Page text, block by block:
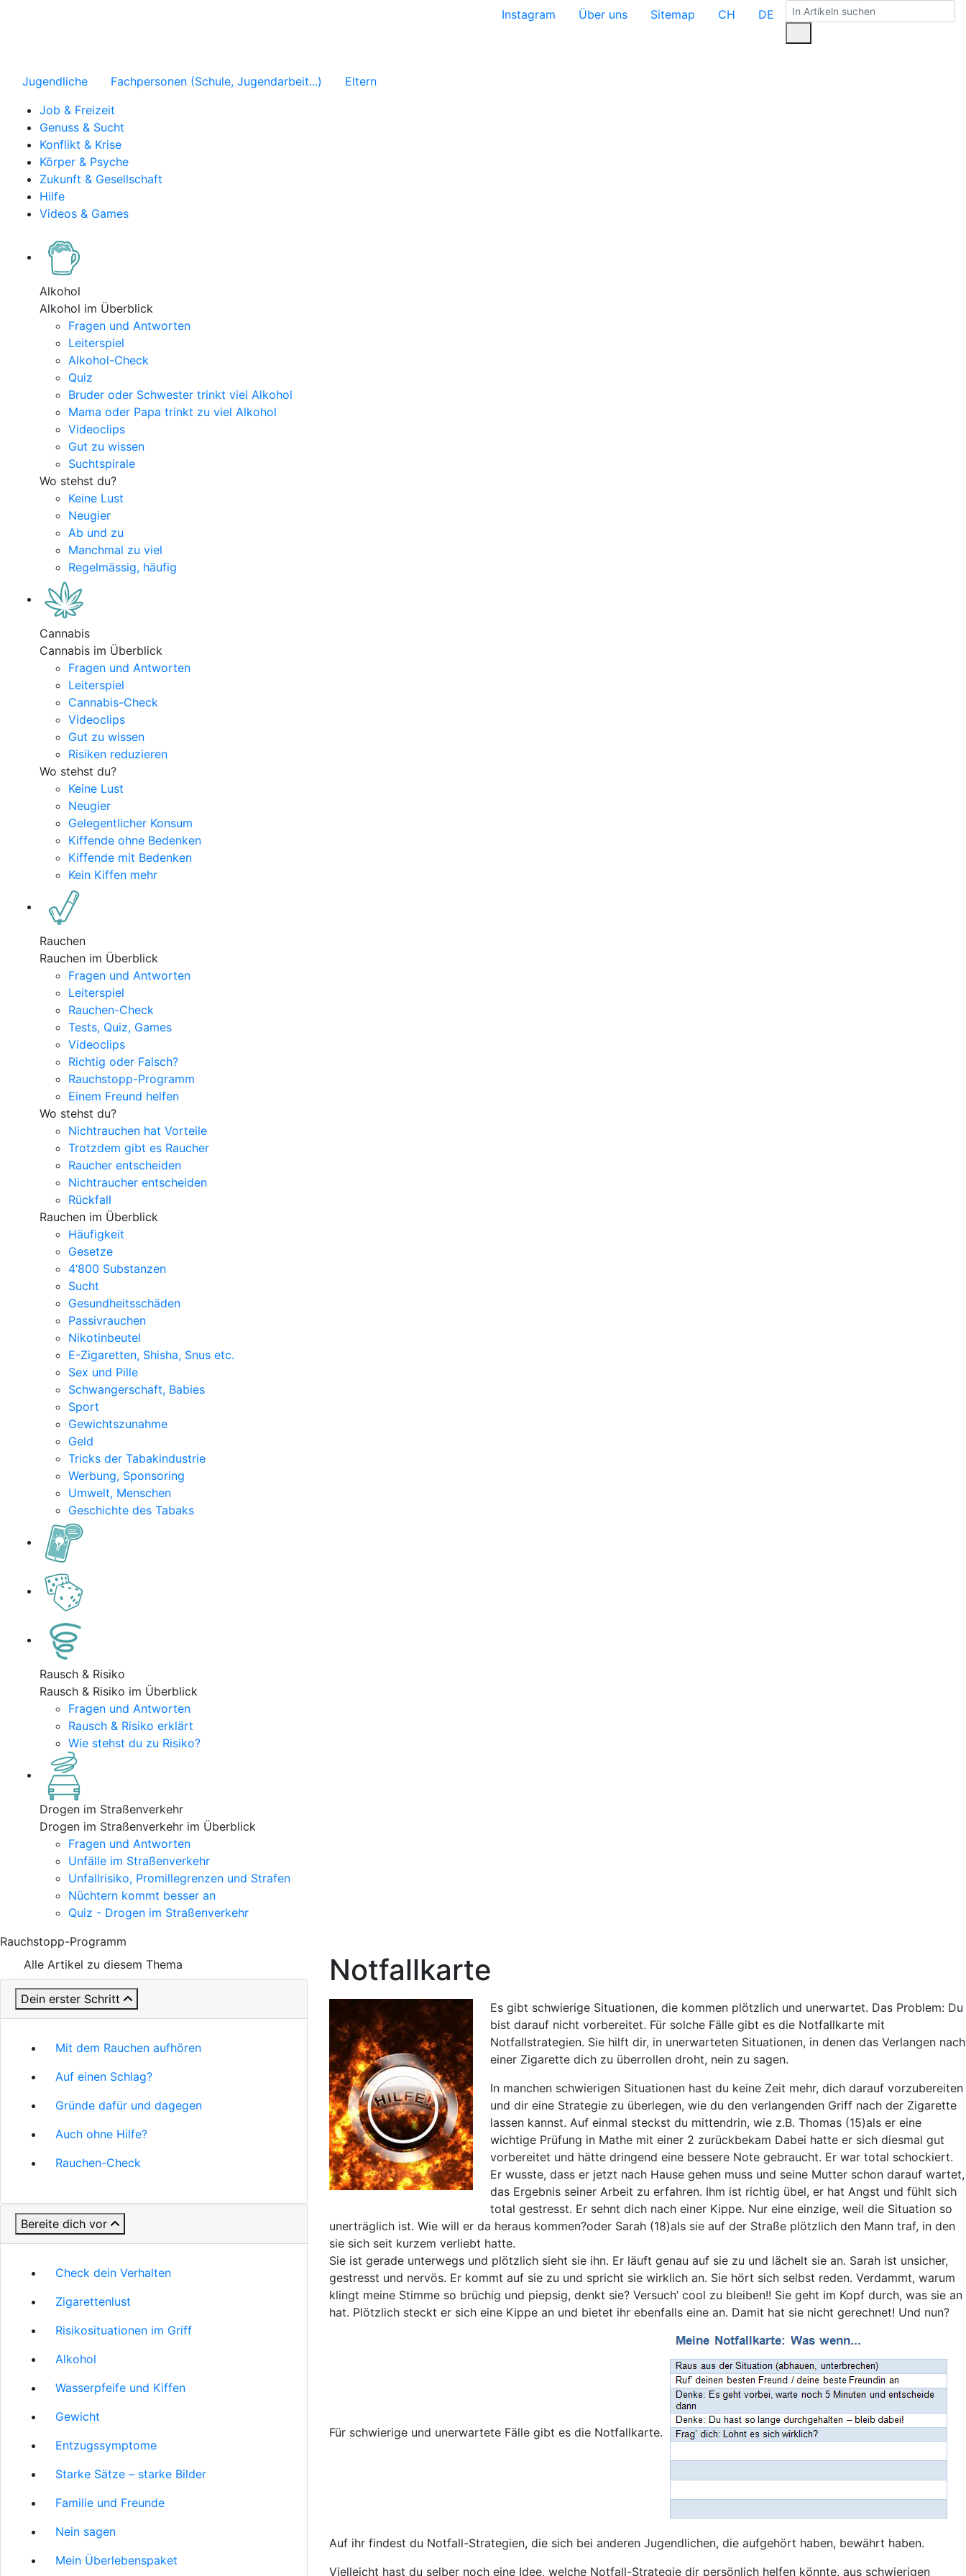
Instagram Über uns Sitemap CH DE
Jugendliche Fachpersonen (Schule, Jugendarbeit...)
Eltern
Job & Freizeit
Genuss & Sucht
Konflikt & Krise
Körper & Psyche
Zukunft & Gesellschaft
Hilfe
Videos & Games
Alkohol
Alkohol im Überblick
Fragen und Antworten
Leiterspiel
Alkohol-Check
Quiz
Bruder oder Schwester trinkt viel Alkohol
Mama oder Papa trinkt zu viel Alkohol
Videoclips
Gut zu wissen
Suchtspirale
Wo stehst du?
Keine Lust
Neugier
Ab und zu
Manchmal zu viel
Regelmässig, häufig
Cannabis
Cannabis im Überblick
Fragen und Antworten
Leiterspiel
Cannabis-Check
Videoclips
Gut zu wissen
Risiken reduzieren
Wo stehst du?
Keine Lust
Neugier
Gelegentlicher Konsum
Kiffende ohne Bedenken
Kiffende mit Bedenken
Kein Kiffen mehr
Rauchen
Rauchen im Überblick
Fragen und Antworten
Leiterspiel
Rauchen-Check
Tests, Quiz, Games
Videoclips
Richtig oder Falsch?
Rauchstopp-Programm
Einem Freund helfen
Wo stehst du?
Nichtrauchen hat Vorteile
Trotzdem gibt es Raucher
Raucher entscheiden
Nichtraucher entscheiden
Rückfall
Rauchen im Überblick
Häufigkeit
Gesetze
4‘800 Substanzen
Sucht
Gesundheitsschäden
Passivrauchen
Nikotinbeutel
E-Zigaretten, Shisha, Snus etc.
Sex und Pille
Schwangerschaft, Babies
Sport
Gewichtszunahme
Geld
Tricks der Tabakindustrie
Werbung, Sponsoring
Umwelt, Menschen
Geschichte des Tabaks
Rausch & Risiko
Rausch & Risiko im Überblick
Fragen und Antworten
Rausch & Risiko erklärt
Wie stehst du zu Risiko?
Drogen im Straßenverkehr
Drogen im Straßenverkehr im Überblick
Fragen und Antworten
Unfälle im Straßenverkehr
Unfallrisiko, Promillegrenzen und Strafen
Nüchtern kommt besser an
Quiz - Drogen im Straßenverkehr
Rauchstopp-Programm
Alle Artikel zu diesem Thema
Dein erster Schritt
Mit dem Rauchen aufhören
Auf einen Schlag?
Gründe dafür und dagegen
Auch ohne Hilfe?
Rauchen-Check
Bereite dich vor
Check dein Verhalten
Zigarettenlust
Risikosituationen im Griff
Alkohol
Wasserpfeife und Kiffen
Gewicht
Entzugssymptome
Starke Sätze – starke Bilder
Familie und Freunde
Nein sagen
Mein Überlebenspaket
Notfallkarte
Es gibt schwierige Situationen, die kommen plötzlich und unerwartet. Das Problem: Du
bist darauf nicht vorbereitet. Für solche Fälle gibt es die Notfallkarte mit
Notfallstrategien. Sie hilft dir, in unerwarteten Situationen, in denen das Verlangen nach
einer Zigarette dich zu überrollen droht, nein zu sagen.
In manchen schwierigen Situationen hast du keine Zeit mehr, dich darauf vorzubereiten
und dir eine Strategie zu überlegen, wie du den verlangenden Griff nach der Zigarette
lassen kannst. Auf einmal steckst du mittendrin, wie z.B. Thomas (15)als er eine
wichtige Prüfung in Mathe mit einer 2 zurückbekam Dabei hatte er sich diesmal gut
vorbereitet und hätte dringend eine bessere Note gebraucht. Er war total schockiert.
Er wusste, dass er jetzt nach Hause gehen muss und seine Mutter schon darauf wartet,
das Ergebnis seiner Arbeit zu erfahren. Ihm ist richtig übel, er hat Angst und fühlt sich
total gestresst. Er sehnt dich nach einer Kippe. Nur eine einzige, weil die Situation so
unerträglich ist. Wie will er da heraus kommen?oder Sarah (18)als sie auf der Straße plötzlich den Mann traf, in den
sie sich seit kurzem verliebt hatte.
Sie ist gerade unterwegs und plötzlich sieht sie ihn. Er läuft genau auf sie zu und lächelt sie an. Sarah ist unsicher,
gestresst und nervös. Er kommt auf sie zu und spricht sie wirklich an. Sie hört sich selbst reden. Verdammt, warum
klingt meine Stimme so brüchig und piepsig, denkt sie? Versuch’ cool zu bleiben!! Sie geht im Kopf durch, was sie an
hat. Plötzlich steckt er sich eine Kippe an und bietet ihr ebenfalls eine an. Damit hat sie nicht gerechnet! Und nun?
Für schwierige und unerwartete Fälle gibt es die Notfallkarte.
Auf ihr findest du Notfall-Strategien, die sich bei anderen Jugendlichen, die aufgehört haben, bewährt haben.
Vielleicht hast du selber noch eine Idee, welche Notfall-Strategie dir persönlich helfen könnte, aus schwierigen